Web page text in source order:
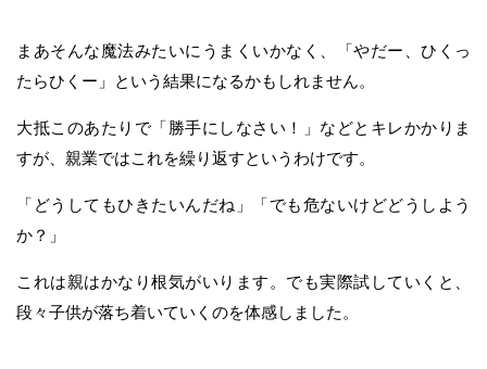
まあそんな魔法みたいにうまくいかなく、「やだー、ひくっ
たらひくー」という結果になるかもしれません。
大抵このあたりで「勝手にしなさい！」などとキレかかりま
すが、親業ではこれを繰り返すというわけです。
「どうしてもひきたいんだね」「でも危ないけどどうしよう
か？」
これは親はかなり根気がいります。でも実際試していくと、
段々子供が落ち着いていくのを体感しました。